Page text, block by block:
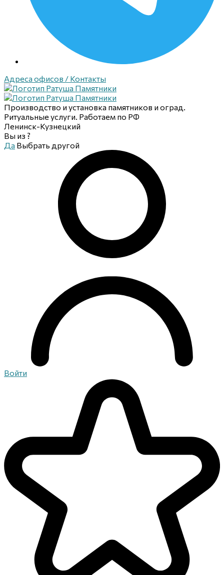
Адреса офисов / Контакты
Производство и установка памятников и оград.
Ритуальные услуги. Работаем по РФ
Ленинск-Кузнецкий
Вы из ?
Да Выбрать другой
Войти